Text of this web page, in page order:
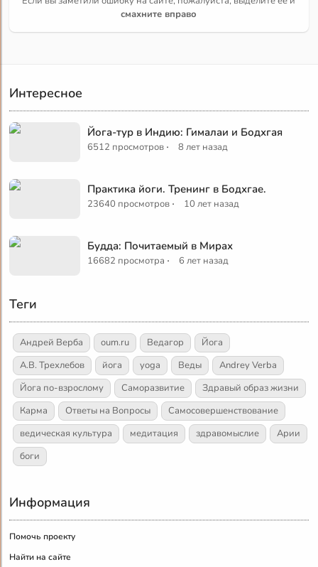
смахните вправо
Интересное
Йога-тур в Индию: Гималаи и Бодхгая
6512 просмотров · 8 лет назад
Практика йоги. Тренинг в Бодхгае.
23640 просмотров · 10 лет назад
Будда: Почитаемый в Мирах
16682 просмотра · 6 лет назад
Теги
Андрей Верба oum.ru Ведагор
Йога
А.В. Трехлебов
йога yoga Веды
Andrey Verba
Йога по-взрослому
Саморазвитие
Здравый образ жизни
Карма
Ответы на Вопросы
Самосовершенствование
ведическая культура
медитация здравомыслие
Арии
боги
Информация
Помочь проекту
Найти на сайте